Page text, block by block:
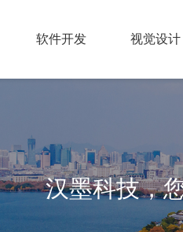
软件开发 视觉设计
汉墨科技，